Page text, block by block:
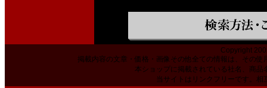
Copyright
掲載内容の文章・価格・画像その他全ての情報は、その
本ショップに掲載されている社名、商
当サイトはリンクフリーです。相